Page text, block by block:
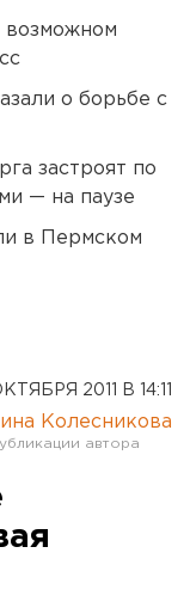
возможном
о борьбе с
застроят по
— на паузе
в Пермском
2011 В 14:11
Колесникова